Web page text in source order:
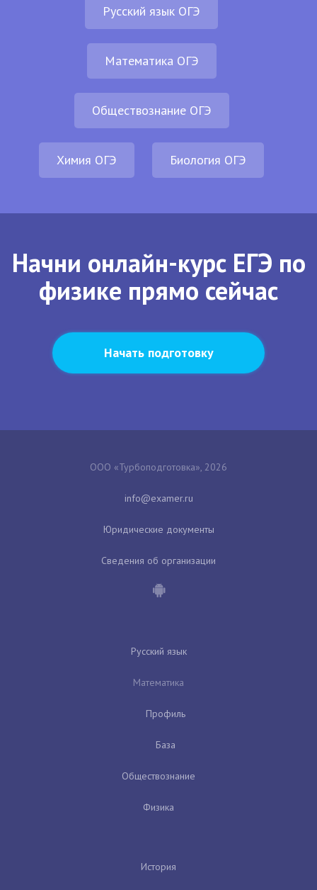
Русский язык ОГЭ
Математика ОГЭ
Обществознание ОГЭ
Химия ОГЭ Биология ОГЭ
Начни онлайн-курс ЕГЭ по
физике прямо сейчас
Начать подготовку
ООО «Турбоподготовка», 2026
Юридические документы
Сведения об организации
Русский язык
Математика
Профиль
База
Обществознание
Физика
История